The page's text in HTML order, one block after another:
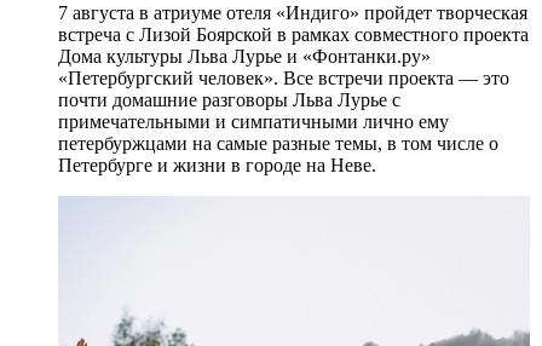
7 августа в атриуме отеля «Индиго» пройдет творческая
встреча с Лизой Боярской в рамках совместного проекта
Дома культуры Льва Лурье и «Фонтанки.ру»
«Петербургский человек». Все встречи проекта — это
почти домашние разговоры Льва Лурье с
примечательными и симпатичными лично ему
петербуржцами на самые разные темы, в том числе о
Петербурге и жизни в городе на Неве.